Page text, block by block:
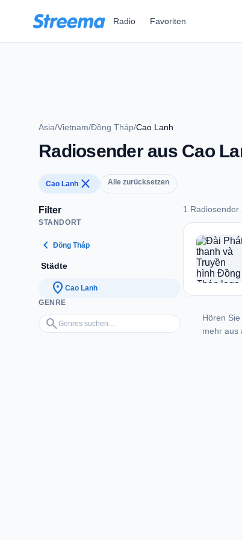
Radio Favoriten
Asia/Vietnam/Đồng Tháp/Cao Lanh
Radiosender aus Cao
Cao Lanh close Alle zurücksetzen
Filter
STANDORT
chevron_left Đồng Tháp
Städte
location_on Cao Lanh
GENRE
search
Genres suchen…
1 Radiosender
1
Hören
mehr aus